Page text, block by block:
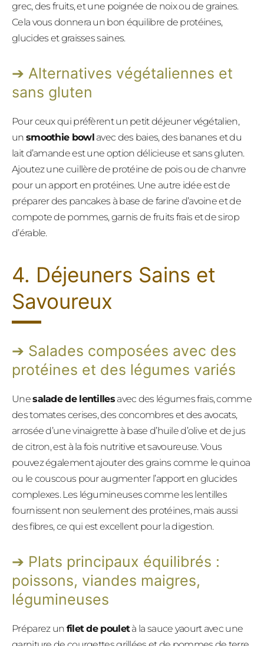
grec, des fruits, et une poignée de noix ou de graines.
Cela vous donnera un bon équilibre de protéines,
glucides et graisses saines.
Alternatives végétaliennes et
sans gluten
Pour ceux qui préfèrent un petit déjeuner végétalien,
un smoothie bowl avec des baies, des bananes et du
lait d’amande est une option délicieuse et sans gluten.
Ajoutez une cuillère de protéine de pois ou de chanvre
pour un apport en protéines. Une autre idée est de
préparer des pancakes à base de farine d’avoine et de
compote de pommes, garnis de fruits frais et de sirop
d’érable.
4. Déjeuners Sains et
Savoureux
Salades composées avec des
protéines et des légumes variés
Unesalade de lentillesavec des légumes frais, comme
des tomates cerises, des concombres et des avocats,
arrosée d’une vinaigrette à base d’huile d’olive et de jus
de citron, est à la fois nutritive et savoureuse. Vous
pouvez également ajouter des grains comme le quinoa
ou le couscous pour augmenter l’apport en glucides
complexes. Les légumineuses comme les lentilles
fournissent non seulement des protéines, mais aussi
des fibres, ce qui est excellent pour la digestion.
Plats principaux équilibrés :
poissons, viandes maigres,
légumineuses
Préparez un filet de pouletà la sauce yaourt avec une